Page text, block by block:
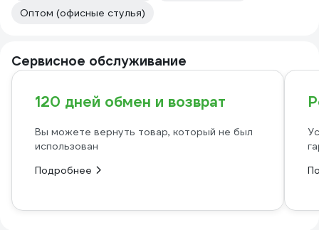
Оптом (офисные стулья)
Сервисное обслуживание
120 дней обмен и возврат
Вы можете вернуть товар, который не был
использован
Подробнее